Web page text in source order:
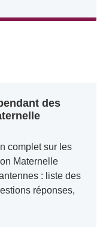
des
complet sur les
Maternelle
: liste des
réponses,